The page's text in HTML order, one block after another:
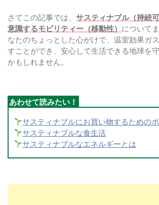
さてこの記事では、 サスティナブル（持続
意識するモビリティー（移動性） について
なたのちょっとした心がけで、温室効果ガ
すことができ、安心して生活できる地球を
かもしれません。
サスティナブルにお買い物するための
サスティナブルな食生活
サスティナブルなエネルギーとは